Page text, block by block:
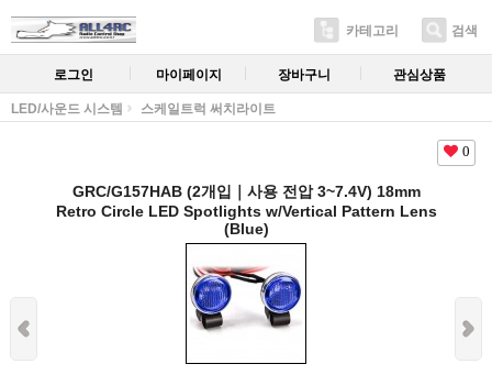
카테고리 검색
로그인 마이페이지 장바구니 관심상품
LED/사운드 시스템 스케일트럭 써치라이트
0
GRC/G157HAB (2개입｜사용 전압 3~7.4V) 18mm
Retro Circle LED Spotlights w/Vertical Pattern Lens
(Blue)